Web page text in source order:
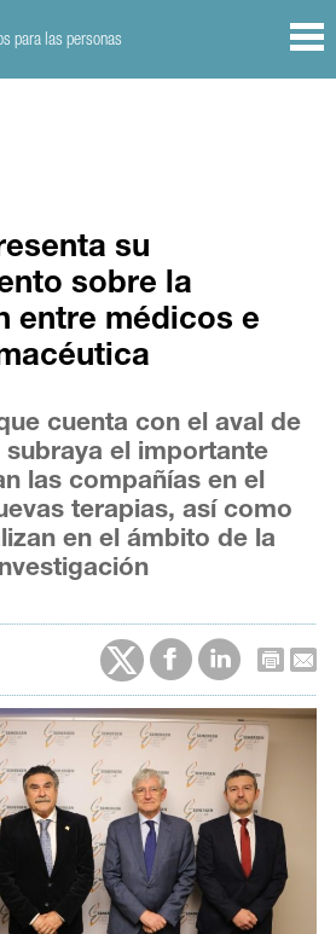
para las personas
su
sobre la
entre médicos e
cuenta con el aval de
subraya el importante
las compañías en el
terapias, así como
en el ámbito de la